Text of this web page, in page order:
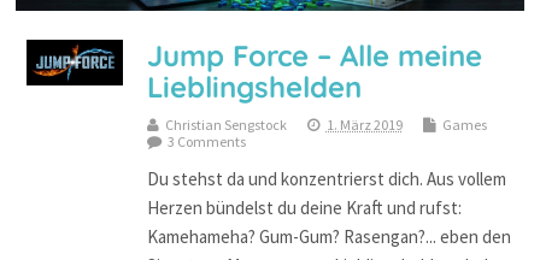
Jump Force – Alle meine
Lieblingshelden
Christian Sengstock 1. März 2019
Games
3 Comments
Du stehst da und konzentrierst dich. Aus vollem
Herzen bündelst du deine Kraft und rufst:
Kamehameha? Gum-Gum? Rasengan?... eben den